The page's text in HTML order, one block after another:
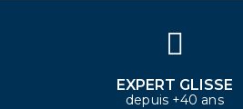
EXPERT GLISSE
depuis +40 ans